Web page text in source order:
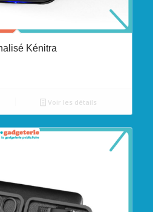
Kénitra
Voir les détails